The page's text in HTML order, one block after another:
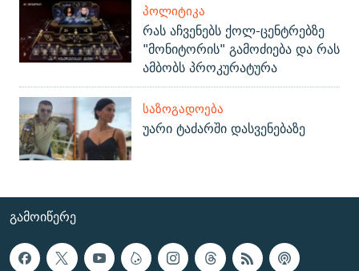
ᲞᲝᲚᲘᲢᲘᲙᲐ
რას აჩვენებს ქოლ-ცენტრებზე
"მონიტორის" გამოძიება და რას
ამბობს პროკურატურა
ᲡᲐᲖᲝᲒᲐᲓᲝᲔᲑᲐ
უარი ტაძარში დასვენებაზე
ᲒᲐᲛᲝᲘᲬᲔᲠᲔ